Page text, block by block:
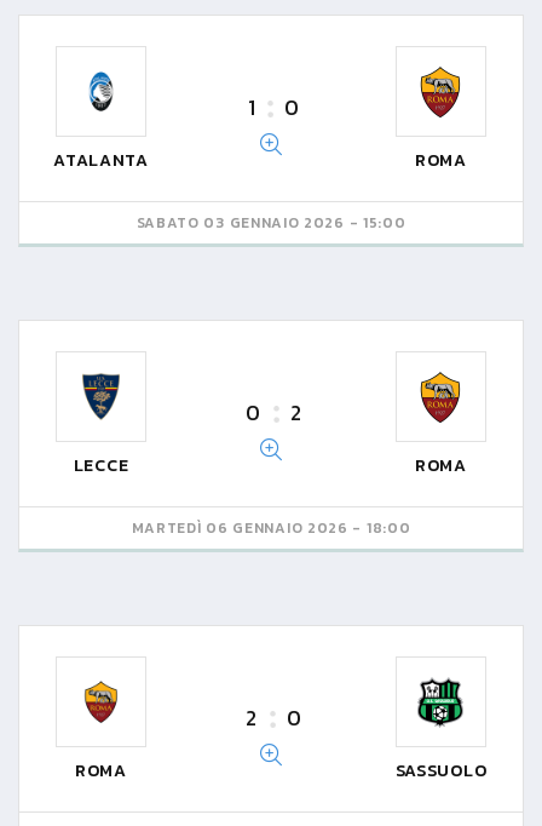
ATALANTA
1 0
ROMA
SABATO 03 GENNAIO 2026 - 15:00
LECCE
0 2
ROMA
MARTEDÌ 06 GENNAIO 2026 - 18:00
ROMA
2 0
SASSUOLO